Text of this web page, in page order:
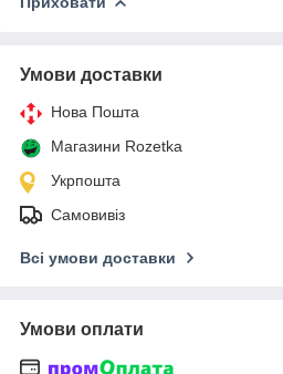
Умови доставки
Нова Пошта
Магазини Rozetka
Укрпошта
Самовивіз
Всі умови доставки
Умови оплати